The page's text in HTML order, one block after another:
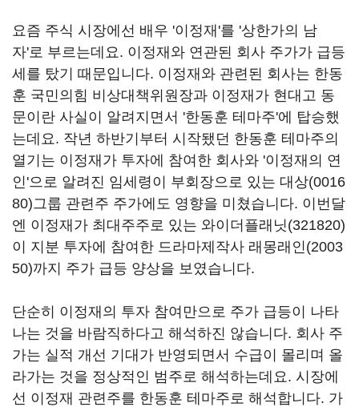
요즘 주식 시장에선 배우 '이정재'를 '상한가의 남
자'로 부르는데요. 이정재와 연관된 회사 주가가 급등
세를 탔기 때문입니다. 이정재와 관련된 회사는 한동
훈 국민의힘 비상대책위원장과 이정재가 현대고 동
문이란 사실이 알려지면서 '한동훈 테마주'에 탑승했
는데요. 작년 하반기부터 시작됐던 한동훈 테마주의
열기는 이정재가 투자에 참여한 회사와 '이정재의 연
인'으로 알려진 임세령이 부회장으로 있는 대상(0016
80)그룹 관련주 주가에도 영향을 미쳤습니다. 이번달
엔 이정재가 최대주주로 있는 와이더플래닛(321820)
이 지분 투자에 참여한 드라마제작사 래몽래인(2003
50)까지 주가 급등 양상을 보였습니다.
단순히 이정재의 투자 참여만으로 주가 급등이 나타
나는 것을 바람직하다고 해석하진 않습니다. 회사 주
가는 실적 개선 기대가 반영되면서 수급이 몰리며 올
라가는 것을 정상적인 범주로 해석하는데요. 시장에
선 이정재 관련주를 한동훈 테마주로 해석합니다. 가